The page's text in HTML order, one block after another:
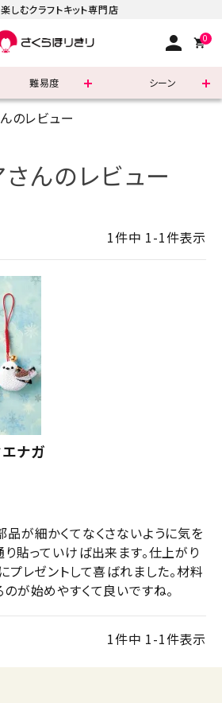
しむクラフトキット専門店
person 0
難易度 シーン
のレビュー
さんのレビュー
1件中 1-1件表示
ナガ
品が細かくてなくさないように気を
貼っていけば出来ます。仕上がり
プレゼントして喜ばれました。材料
が始めやすくて良いですね。
1件中 1-1件表示